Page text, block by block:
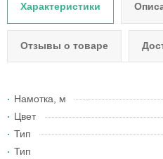
Характеристики
Отзывы о товаре
Намотка, м
Цвет
Тип
Тип